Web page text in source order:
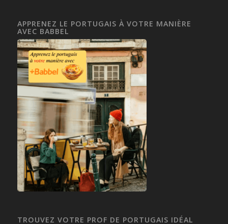
APPRENEZ LE PORTUGAIS À VOTRE MANIÈRE
AVEC BABBEL
TROUVEZ VOTRE PROF DE PORTUGAIS IDÉAL